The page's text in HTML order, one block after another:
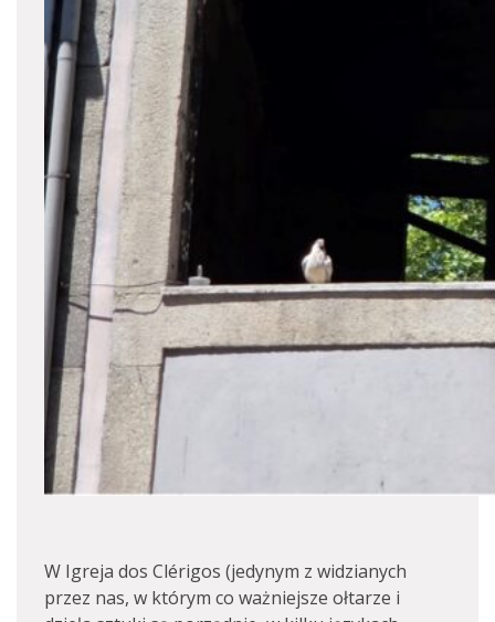
W Igreja dos Clérigos (jedynym z widzianych
przez nas, w którym co ważniejsze ołtarze i